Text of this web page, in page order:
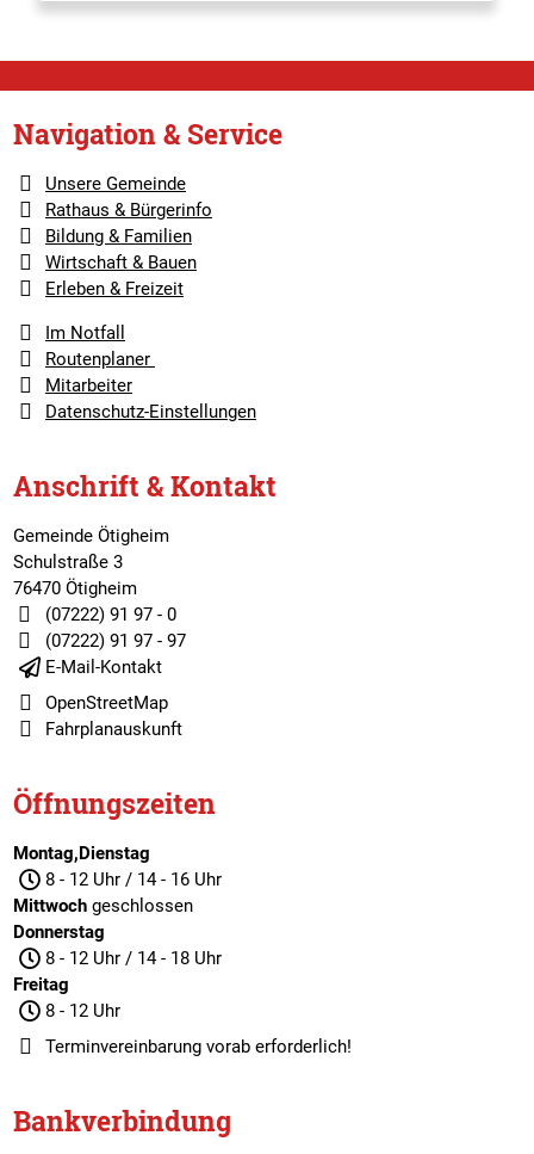
Navigation & Service
Unsere Gemeinde
Rathaus & Bürgerinfo
Bildung & Familien
Wirtschaft & Bauen
Erleben & Freizeit
Im Notfall
Routenplaner
Mitarbeiter
Datenschutz-Einstellungen
Anschrift & Kontakt
Gemeinde Ötigheim
Schulstraße 3
76470 Ötigheim
(07222) 91 97 - 0
(07222) 91 97 - 97
E-Mail-Kontakt
OpenStreetMap
Fahrplanauskunft
Öffnungszeiten
Montag,Dienstag
8 - 12 Uhr / 14 - 16 Uhr
Mittwochgeschlossen
Donnerstag
8 - 12 Uhr / 14 - 18 Uhr
Freitag
8 - 12 Uhr
Terminvereinbarungvorab erforderlich!
Bankverbindung